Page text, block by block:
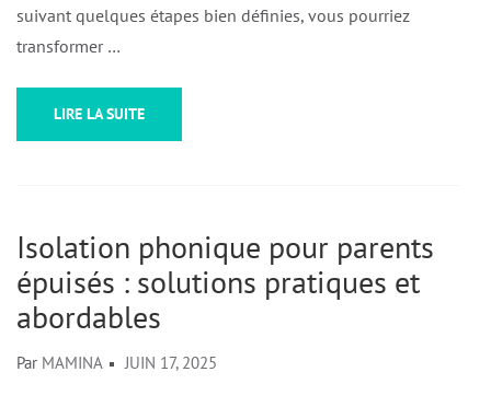
suivant quelques étapes bien définies, vous pourriez
transformer …
LIRE LA SUITE
Isolation phonique pour parents
épuisés : solutions pratiques et
abordables
Par MAMINA JUIN 17, 2025